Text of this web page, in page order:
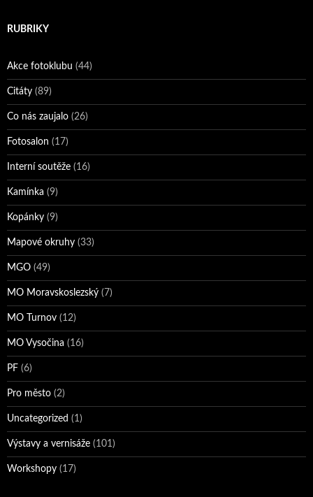
RUBRIKY
Akce fotoklubu (44)
Citáty (89)
Co nás zaujalo (26)
Fotosalon (17)
Interní soutěže (16)
Kamínka (9)
Kopánky (9)
Mapové okruhy (33)
MGO (49)
MO Moravskoslezský (7)
MO Turnov (12)
MO Vysočina (16)
PF (6)
Pro město (2)
Uncategorized (1)
Výstavy a vernisáže (101)
Workshopy (17)